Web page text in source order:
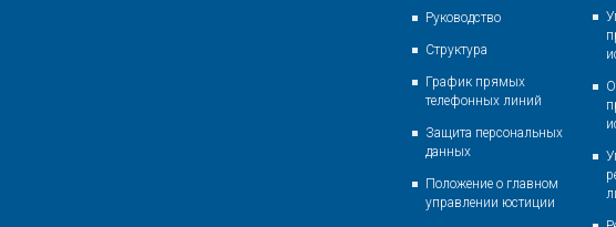
Руководство
Структура
График прямых
телефонных линий
Защита персональных
данных
Положение о главном
управлении юстиции